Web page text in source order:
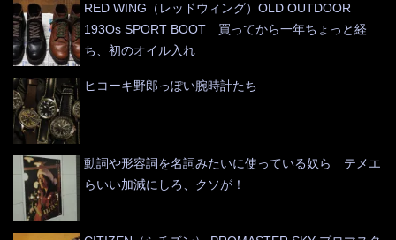
RED WING（レッドウィング）OLD OUTDOOR
193Os SPORT BOOT 買ってから一年ちょっと経
ち、初のオイル入れ
ヒコーキ野郎っぽい腕時計たち
動詞や形容詞を名詞みたいに使っている奴ら テメエ
らいい加減にしろ、クソが！